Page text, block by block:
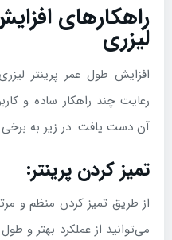
راهکارهای
لیزری
افزایش طول عمر پرینتر
رعایت چند راهکار ساده و
آن دست یافت. در زیر به برخی
تمیز کردن پرینتر:
از طریق تمیز کردن منظم و
می‌توانید از عملکرد بهتر و